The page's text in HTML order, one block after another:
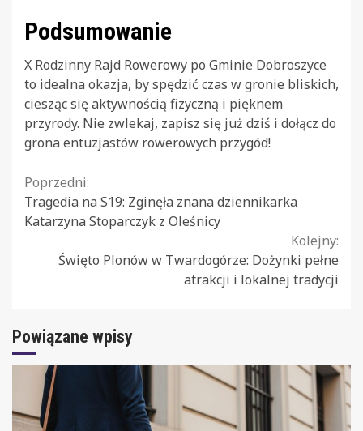
Podsumowanie
X Rodzinny Rajd Rowerowy po Gminie Dobroszyce
to idealna okazja, by spędzić czas w gronie bliskich,
ciesząc się aktywnością fizyczną i pięknem
przyrody. Nie zwlekaj, zapisz się już dziś i dołącz do
grona entuzjastów rowerowych przygód!
Continue
Reading
Poprzedni:
Tragedia na S19: Zginęła znana dziennikarka
Katarzyna Stoparczyk z Oleśnicy
Kolejny:
Święto Plonów w Twardogórze: Dożynki pełne
atrakcji i lokalnej tradycji
Powiązane wpisy